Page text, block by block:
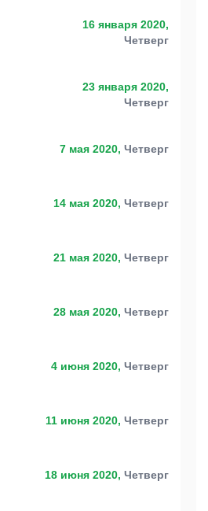
16 января 2020,
Четверг
23 января 2020,
Четверг
7 мая 2020, Четверг
14 мая 2020, Четверг
21 мая 2020, Четверг
28 мая 2020, Четверг
4 июня 2020, Четверг
11 июня 2020, Четверг
18 июня 2020, Четверг